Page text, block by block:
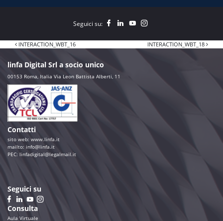
Seguici su:
Navigazione articoli
INTERACTION_WBT_16 INTERACTION_WBT_18
linfa Digital Srl a socio unico
00153 Roma, Italia Via Leon Battista Alberti, 11
Contatti
sito web: www.linfa.it
mailto: info@linfa.it
PEC: linfadigital@legalmail.it
Seguici su
Consulta
Aula Virtuale